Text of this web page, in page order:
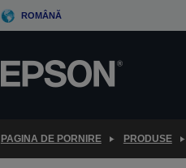
ROMÂNĂ
PAGINA DE PORNIRE PRODUSE